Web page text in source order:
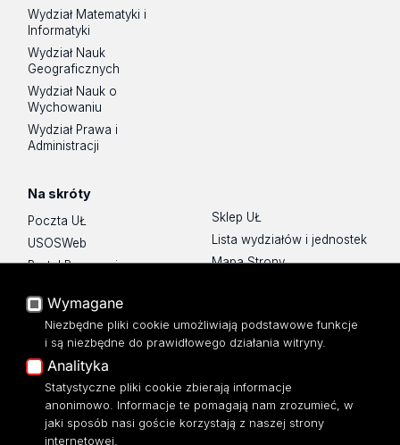
Wydział Matematyki i
Informatyki
Wydział Nauk
Geograficznych
Wydział Nauk o
Wychowaniu
Wydział Prawa i
Administracji
Na skróty
Poczta UŁ
USOSWeb
Portal Pracowniczy
Platforma e-learningowa
Moodle
Eksperci UŁ
Polityka Prywatności
Dostępność
Sklep UŁ
Lista wydziałów i jednostek
Mapa Strony
Wymagane
Niezbędne pliki cookie umożliwiają podstawowe funkcje
i są niezbędne do prawidłowego działania witryny.
Analityka
Statystyczne pliki cookie zbierają informacje
anonimowo. Informacje te pomagają nam zrozumieć, w
jaki sposób nasi goście korzystają z naszej strony
internetowej.